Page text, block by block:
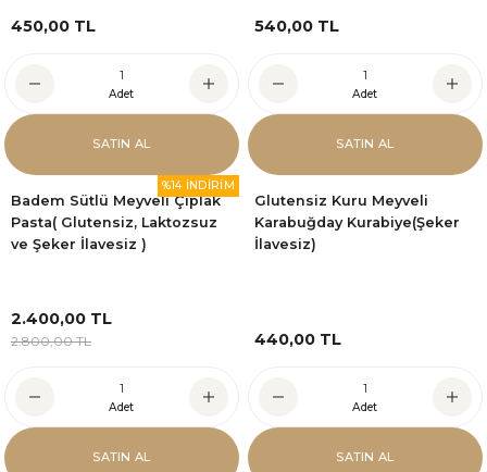
450,00 TL
Adet
SATIN AL
540,00 TL
Adet
SATIN AL
%14 İNDİRİM
Badem Sütlü Meyveli Çıplak
Pasta( Glutensiz, Laktozsuz
ve Şeker İlavesiz )
2.400,00 TL
2.800,00 TL
Adet
SATIN AL
Glutensiz Kuru Meyveli
Karabuğday Kurabiye(Şeker
İlavesiz)
440,00 TL
Adet
SATIN AL